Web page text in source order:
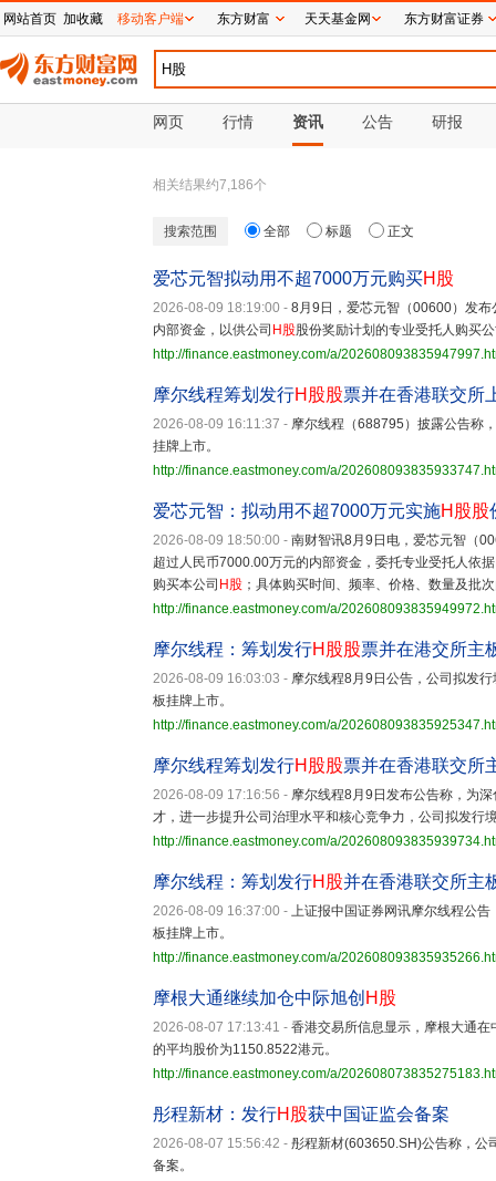
网页 行情 资讯 公告 研报
相关结果约7,186个
搜索范围 全部 标题 正文
爱芯元智拟动用不超7000万元购买H股
2026-08-09 18:19:00 - 8月9日，爱芯元智（00600）发
内部资金，以供公司 H股股份奖励计划的专业受托人购买
http://finance.eastmoney.com/a/
摩尔线程筹划发行H股股票并在香港联交所
2026-08-09 16:11:37 - 摩尔线程（688795）披露公告称
挂牌上市。
http://finance.eastmoney.com/a/
爱芯元智：拟动用不超7000万元实施H股股
2026-08-09 18:50:00 - 南财智讯8月9日电，爱芯元智（
超过人民币7000.00万元的内部资金，委托专业受托人依据
购买本公司 H股 ；具体购买时间、频率、价格、数量及批
http://finance.eastmoney.com/a/
摩尔线程：筹划发行H股股票并在港交所主
2026-08-09 16:03:03 - 摩尔线程8月9日公告，公司拟发
板挂牌上市。
http://finance.eastmoney.com/a/
摩尔线程筹划发行H股股票并在香港联交所
2026-08-09 17:16:56 - 摩尔线程8月9日发布公告称，为
才，进一步提升公司治理水平和核心竞争力，公司拟发行
http://finance.eastmoney.com/a/
摩尔线程：筹划发行H股并在香港联交所主
2026-08-09 16:37:00 - 上证报中国证券网讯摩尔线程公
板挂牌上市。
http://finance.eastmoney.com/a/
摩根大通继续加仓中际旭创 H股
2026-08-07 17:13:41 - 香港交易所信息显示，摩根大通在
的平均股价为1150.8522港元。
http://finance.eastmoney.com/a/
彤程新材：发行H股获中国证监会备案
2026-08-07 15:56:42 - 彤程新材(603650.SH)公告称，公
备案。
网站首页 加收藏 移动客户端 东方财富 天天基金网 东方财富证券